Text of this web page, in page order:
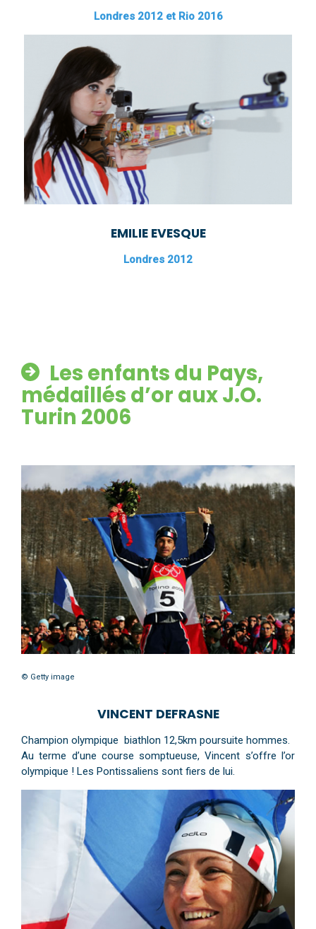
Londres 2012 et Rio 2016
EMILIE EVESQUE
Londres 2012
Les enfants du Pays,
médaillés d’or aux J.O.
Turin 2006
© Getty image
VINCENT DEFRASNE
Champion olympique biathlon 12,5km poursuite hommes.
Au terme d’une course somptueuse, Vincent s’offre l’or
olympique ! Les Pontissaliens sont fiers de lui.